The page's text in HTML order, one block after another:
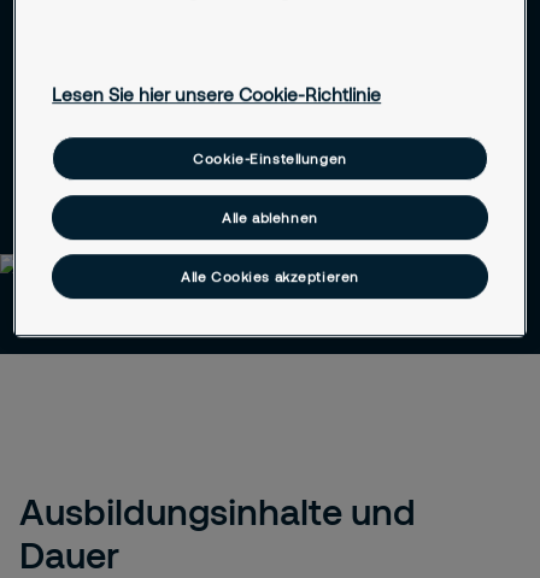
Strukturierte Ausbildung mit erfahrenen
Ausbilder:innen
Ausbildungsinhalte und
Dauer
Lesen Sie hier unsere Cookie-Richtlinie
Cookie-Einstellungen
Alle ablehnen
Alle Cookies akzeptieren